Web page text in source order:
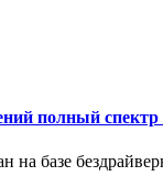
полный спектр
на базе